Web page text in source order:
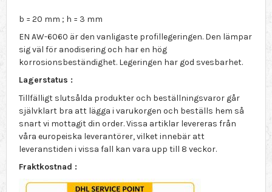
b = 20 mm ; h = 3 mm
EN AW-6060 är den vanligaste profillegeringen. Den lämpar
sig väl för anodisering och har en hög
korrosionsbeständighet. Legeringen har god svesbarhet.
Lagerstatus :
Tillfälligt slutsålda produkter och beställningsvaror går
självklart bra att lägga i varukorgen och beställs hem så
snart vi mottagit din order. Vissa artiklar levereras från
våra europeiska leverantörer, vilket innebär att
leveranstiden i vissa fall kan vara upp till 8 veckor.
Fraktkostnad :